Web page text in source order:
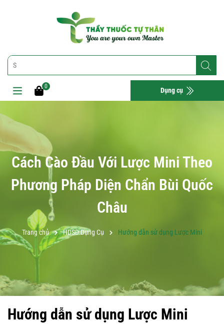
0 Dụng cụ
Cách Cào Đầu Với Lược Mini Theo
Phương Pháp Diện Chẩn Bùi Quốc
Châu
Trang chủ HDSD Dụng Cụ Hướng dẫn sử dụng Lược Mini
Hướng dẫn sử dụng Lược Mini